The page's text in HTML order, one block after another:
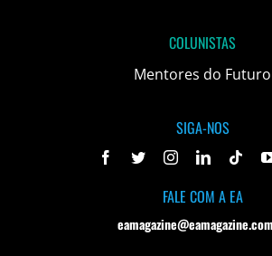
COLUNISTAS
Mentores do Futuro
SIGA-NOS
FALE COM A EA